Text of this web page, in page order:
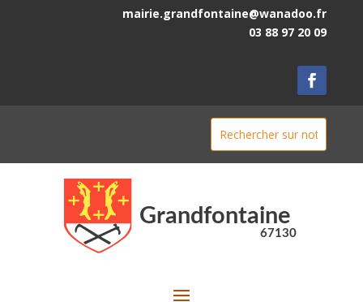
mairie.grandfontaine@wanadoo.fr
03 88 97 20 09